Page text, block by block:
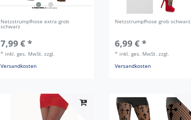
Netzstrumpfhose extra grob
schwarz
7,99 € *
* inkl. ges. MwSt. zzgl.
Versandkosten
Netzstrumpfhose grob schwarz
6,99 € *
* inkl. ges. MwSt. zzgl.
Versandkosten